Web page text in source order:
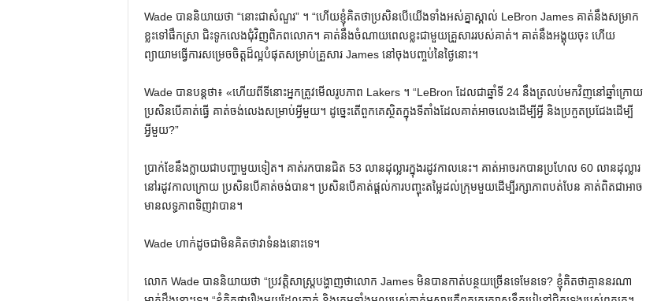
Wade បាននិយាយថា “នោះជាសំណួរ” ។ “ហើយខ្ញុំគិតថាប្រសិនបើយើងទាំងអស់គ្នាស្គាល់ LeBron James គាត់នឹងសម្រាក
ខ្លះទៅផឹកស្រា ជិះទូកលេងជុំវិញពិភពលោក។ គាត់នឹងចំណាយពេលខ្លះជាមួយគ្រួសាររបស់គាត់។ គាត់នឹងអង្គុយចុះ ហើយ
ព្យាយាមធ្វើការសម្រេចចិត្តដ៏ល្អបំផុតសម្រាប់គ្រួសារ James នៅចុងបញ្ចប់នៃថ្ងៃនោះ។
Wade បាន​បន្ត​ថា​៖ «​ហើយ​ពី​ទីនោះ​អ្នក​ត្រូវ​មើល​រូបភាព Lakers ។ “LeBron ដែលជាឆ្នាំទី 24 នឹងត្រលប់មកវិញនៅឆ្នាំក្រោយ
ប្រសិនបើគាត់ធ្វើ គាត់ចង់លេងសម្រាប់អ្វីមួយ។ ដូច្នេះតើពួកគេស្ថិតក្នុងទីតាំងដែលគាត់អាចលេងដើម្បីអ្វី និងប្រកួតប្រជែងដើម្បី
អ្វីមួយ?”
ប្រាក់ខែនឹងក្លាយជាបញ្ហាមួយទៀត។ គាត់រកបានជិត 53 លានដុល្លារក្នុងរដូវកាលនេះ។ គាត់អាចរកបានប្រហែល 60 លានដុល្លារ
នៅរដូវកាលក្រោយ ប្រសិនបើគាត់ចង់បាន។ ប្រសិនបើគាត់ផ្តល់ការបញ្ចុះតម្លៃដល់ក្រុមមួយដើម្បីរក្សាភាពបត់បែន គាត់ពិតជាអាច
មានលទ្ធភាពទិញវាបាន។
Wade ហាក់ដូចជាមិនគិតថាវាទំនងនោះទេ។
លោក Wade បាននិយាយថា “ប្រវត្តិសាស្រ្តបង្ហាញថាលោក James មិនបានកាត់បន្ថយច្រើនទេមែនទេ? ខ្ញុំគិតថាគ្មាននរណា